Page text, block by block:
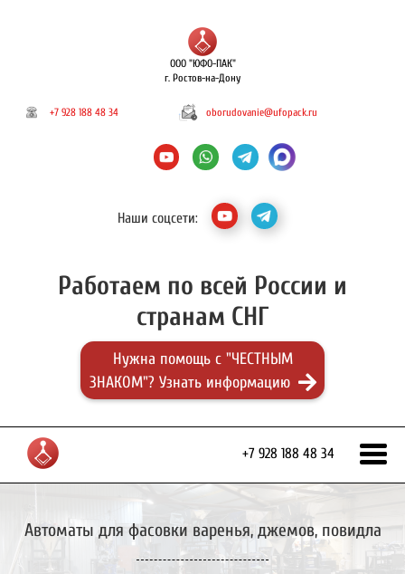
ООО "ЮФО-ПАК"
г. Ростов-на-Дону
+7 928 188 48 34 oborudovanie@ufopack.ru
Наши соцсети:
Работаем по всей России и
странам СНГ
Нужна помощь с "ЧЕСТНЫМ
ЗНАКОМ"? Узнать информацию
+7 928 188 48 34
Автоматы для фасовки варенья, джемов, повидла